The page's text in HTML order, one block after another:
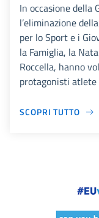
In occasione della
l’eliminazione
per lo Sport e i
la Famiglia, la
Roccella, hanno
protagonisti
SCOPRI TUTTO